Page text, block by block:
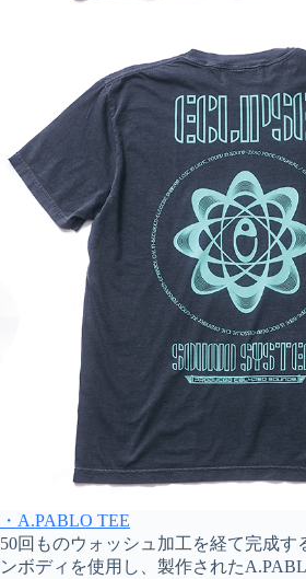
・A.PABLO TEE
50回ものウォッシュ加工を経て完成す
ンボディを使用し、製作された